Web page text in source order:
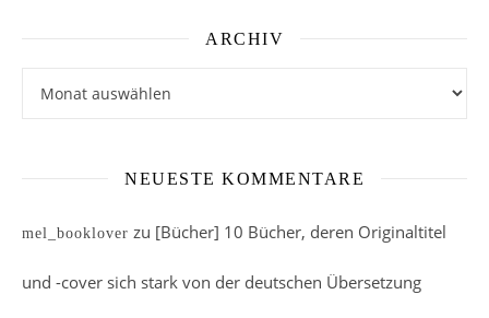
ARCHIV
NEUESTE KOMMENTARE
mel_booklover zu [Bücher] 10 Bücher, deren Originaltitel
und -cover sich stark von der deutschen Übersetzung